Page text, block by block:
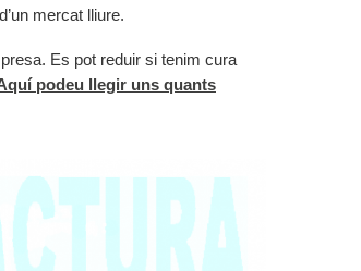
mercat lliure.
Es pot reduir si tenim cura
podeu llegir uns quants